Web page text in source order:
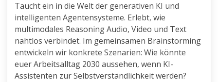
Taucht ein in die Welt der generativen KI und
intelligenten Agentensysteme. Erlebt, wie
multimodales Reasoning Audio, Video und Text
nahtlos verbindet. Im gemeinsamen Brainstorming
entwickeln wir konkrete Szenarien: Wie könnte
euer Arbeitsalltag 2030 aussehen, wenn KI-
Assistenten zur Selbstverständlichkeit werden?